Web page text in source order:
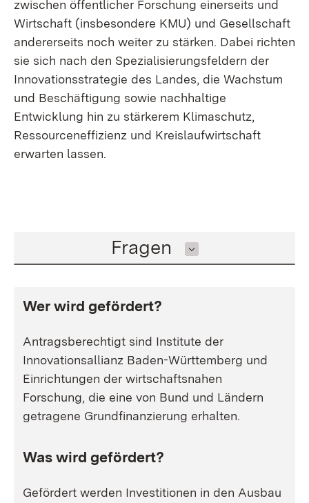
zwischen öffentlicher Forschung einerseits und
Wirtschaft (insbesondere KMU) und Gesellschaft
andererseits noch weiter zu stärken. Dabei richten
sie sich nach den Spezialisierungsfeldern der
Innovationsstrategie des Landes, die Wachstum
und Beschäftigung sowie nachhaltige
Entwicklung hin zu stärkerem Klimaschutz,
Ressourceneffizienz und Kreislaufwirtschaft
erwarten lassen.
Inhalt auswählen
Fragen
Wer wird gefördert?
Antragsberechtigt sind Institute der
Innovationsallianz Baden-Württemberg und
Einrichtungen der wirtschaftsnahen
Forschung, die eine von Bund und Ländern
getragene Grundfinanzierung erhalten.
Was wird gefördert?
Gefördert werden Investitionen in den Ausbau